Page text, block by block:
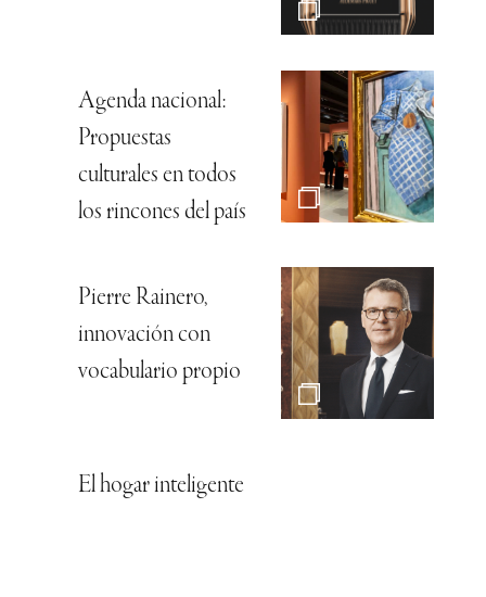
Agenda nacional:
Propuestas
culturales en todos
los rincones del país
Pierre Rainero,
innovación con
vocabulario propio
El hogar inteligente